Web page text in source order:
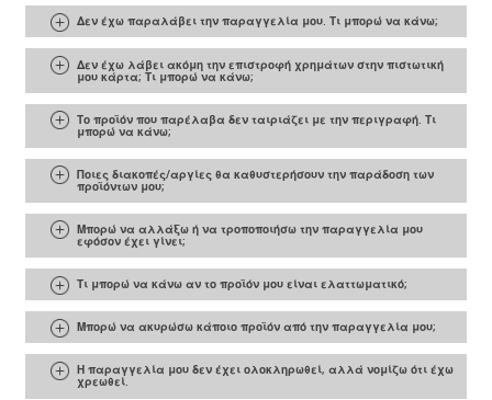
Δεν έχω παραλάβει την παραγγελία μου. Τι μπορώ να κάνω;
Δεν έχω λάβει ακόμη την επιστροφή χρημάτων στην πιστωτική
μου κάρτα; Τι μπορώ να κάνω;
Το προϊόν που παρέλαβα δεν ταιριάζει με την περιγραφή. Τι
μπορώ να κάνω;
Ποιες διακοπές/αργίες θα καθυστερήσουν την παράδοση των
προϊόντων μου;
Μπορώ να αλλάξω ή να τροποποιήσω την παραγγελία μου
εφόσον έχει γίνει;
Τι μπορώ να κάνω αν το προϊόν μου είναι ελαττωματικό;
Μπορώ να ακυρώσω κάποιο προϊόν από την παραγγελία μου;
Η παραγγελία μου δεν έχει ολοκληρωθεί, αλλά νομίζω ότι έχω
χρεωθεί.